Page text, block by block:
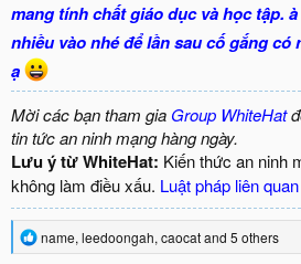
mang tính chất giáo dục và học tập.
nhiều vào nhé để lần sau cố gắng
ạ
Mời các bạn tham gia Group WhiteHat
tin tức an ninh mạng hàng ngày.
Lưu ý từ WhiteHat: Kiến thức an ninh
không làm điều xấu. Luật pháp liên quan
R
e
name, leedoongah, caocatand 5 others